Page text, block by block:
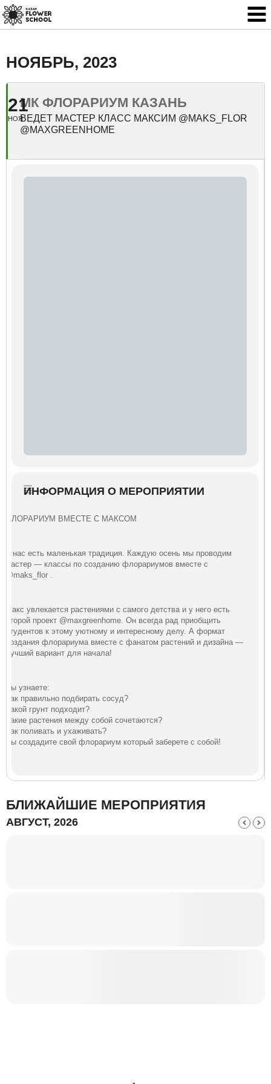
НОЯБРЬ, 2023
21
НОЯ
МК ФЛОРАРИУМ КАЗАНЬ
ВЕДЕТ МАСТЕР КЛАСС МАКСИМ @MAKS_FLOR
@MAXGREENHOME
ИНФОРМАЦИЯ О МЕРОПРИЯТИИ
ФЛОРАРИУМ ВМЕСТЕ С МАКСОМ
У нас есть маленькая традиция. Каждую осень мы проводим
мастер — классы по созданию флорариумов вместе с
@maks_flor .
Макс увлекается растениями с самого детства и у него есть
второй проект @maxgreenhome. Он всегда рад приобщить
студентов к этому уютному и интересному делу. А формат
создания флорариума вместе с фанатом растений и дизайна —
лучший вариант для начала!
Вы узнаете:
Как правильно подбирать сосуд?
Какой грунт подходит?
Какие растения между собой сочетаются?
Как поливать и ухаживать?
Вы создадите свой флорариум который заберете с собой!
БЛИЖАЙШИЕ МЕРОПРИЯТИЯ
АВГУСТ, 2026